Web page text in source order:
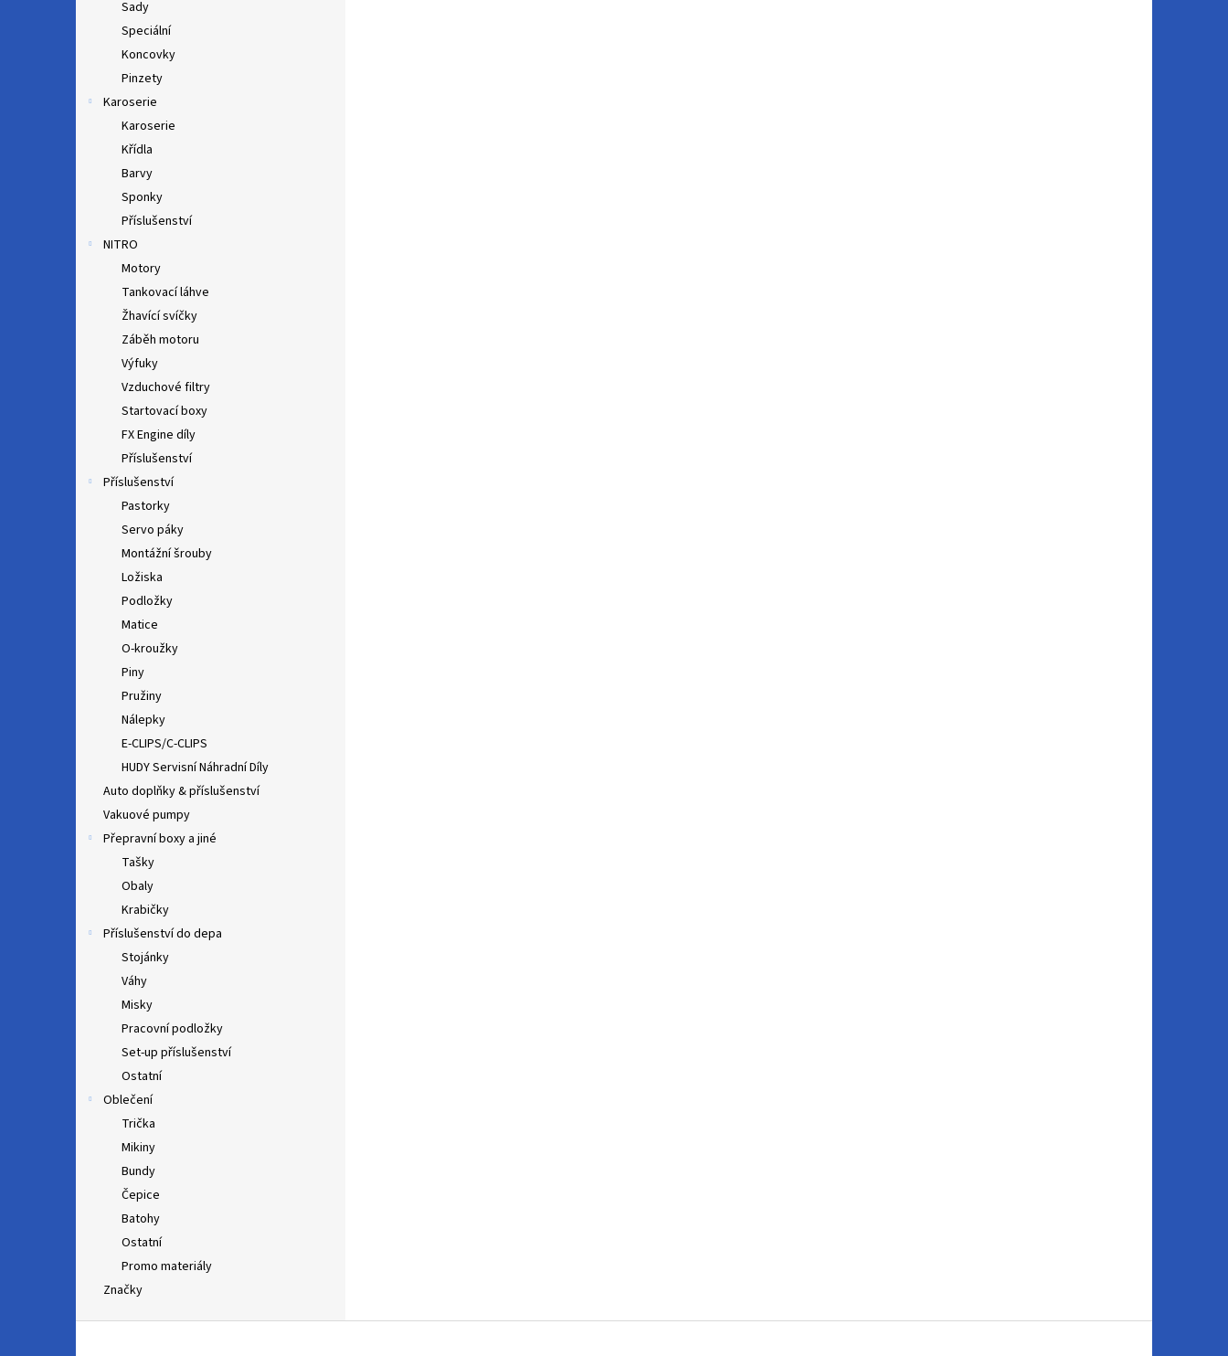
Sady
Speciální
Koncovky
Pinzety
Karoserie
Karoserie
Křídla
Barvy
Sponky
Příslušenství
NITRO
Motory
Tankovací láhve
Žhavící svíčky
Záběh motoru
Výfuky
Vzduchové filtry
Startovací boxy
FX Engine díly
Příslušenství
Příslušenství
Pastorky
Servo páky
Montážní šrouby
Ložiska
Podložky
Matice
O-kroužky
Piny
Pružiny
Nálepky
E-CLIPS/C-CLIPS
HUDY Servisní Náhradní Díly
Auto doplňky & příslušenství
Vakuové pumpy
Přepravní boxy a jiné
Tašky
Obaly
Krabičky
Příslušenství do depa
Stojánky
Váhy
Misky
Pracovní podložky
Set-up příslušenství
Ostatní
Oblečení
Trička
Mikiny
Bundy
Čepice
Batohy
Ostatní
Promo materiály
Značky